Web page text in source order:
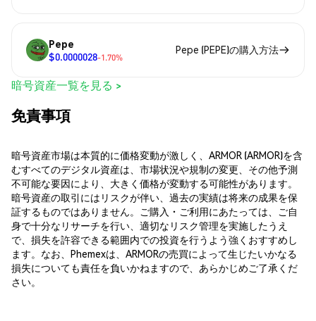
Pepe
$0.0000028-1.70%
Pepe (PEPE)の購入方法
暗号資産一覧を見る >
免責事項
暗号資産市場は本質的に価格変動が激しく、ARMOR (ARMOR)を含
むすべてのデジタル資産は、市場状況や規制の変更、その他予測
不可能な要因により、大きく価格が変動する可能性があります。
暗号資産の取引にはリスクが伴い、過去の実績は将来の成果を保
証するものではありません。ご購入・ご利用にあたっては、ご自
身で十分なリサーチを行い、適切なリスク管理を実施したうえ
で、損失を許容できる範囲内での投資を行うよう強くおすすめし
ます。なお、Phemexは、ARMORの売買によって生じたいかなる
損失についても責任を負いかねますので、あらかじめご了承くだ
さい。